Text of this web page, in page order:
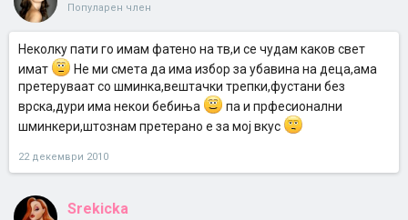
Популарен член
Hеколку пати го имам фатено на тв,и се чудам каков свет
имат
Hе ми смета да има избор за убавина на деца,ама
претеруваат со шминка,вештачки трепки,фустани без
врска,дури има некои бебиња
па и прфесионални
шминкери,штознам претерано е за мој вкус
22 декември 2010
Srekicka